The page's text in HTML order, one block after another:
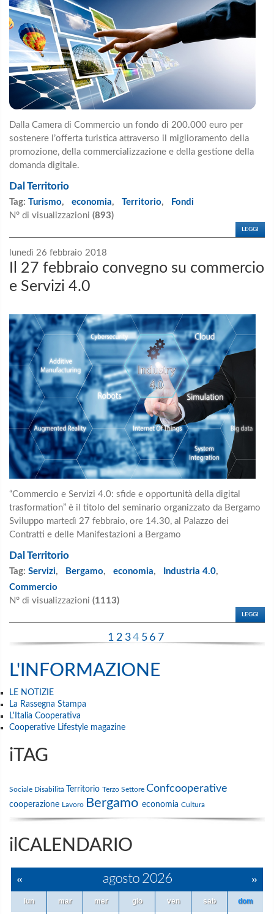
Dalla Camera di Commercio un fondo di 200.000 euro per
sostenere l’offerta turistica attraverso il miglioramento della
promozione, della commercializzazione e della gestione della
domanda digitale.
Dal Territorio
Tag: Turismo, economia, Territorio,
Fondi
N° di visualizzazioni (893)
LEGGI
lunedì 26 febbraio 2018
Il 27 febbraio convegno su commercio
e Servizi 4.0
“Commercio e Servizi 4.0: sfide e opportunità della digital
trasformation” è il titolo del seminario organizzato da Bergamo
Sviluppo martedì 27 febbraio, ore 14.30, al Palazzo dei
Contratti e delle Manifestazioni a Bergamo
Dal Territorio
Tag: Servizi, Bergamo, economia, Industria 4.0,
Commercio
N° di visualizzazioni (1113)
LEGGI
1 2 34 5 6 7
L'INFORMAZIONE
LE NOTIZIE
La Rassegna Stampa
L'Italia Cooperativa
Cooperative Lifestyle magazine
iTAG
Sociale Disabilità Territorio Terzo Settore Confcooperative
cooperazione Lavoro Bergamo economia Cultura
ilCALENDARIO
« agosto 2026 »
lun mar mer gio ven sab dom